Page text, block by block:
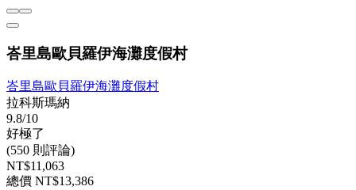
峇里島歐貝羅伊海灘度假村
峇里島歐貝羅伊海灘度假村
拉科斯瑪納
9.8/10
好極了
(550 則評論)
NT$11,063
總價 NT$13,386